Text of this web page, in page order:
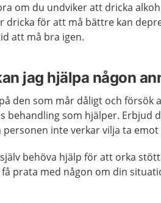
om du undviker att dricka
dricka för att må bättre kan
att må bra igen.
jag hjälpa någon
den som mår dåligt och
behandling som hjälper. Erbjud
personen inte verkar vilja ta emot
behöva hjälp för att orka
få prata med någon om din